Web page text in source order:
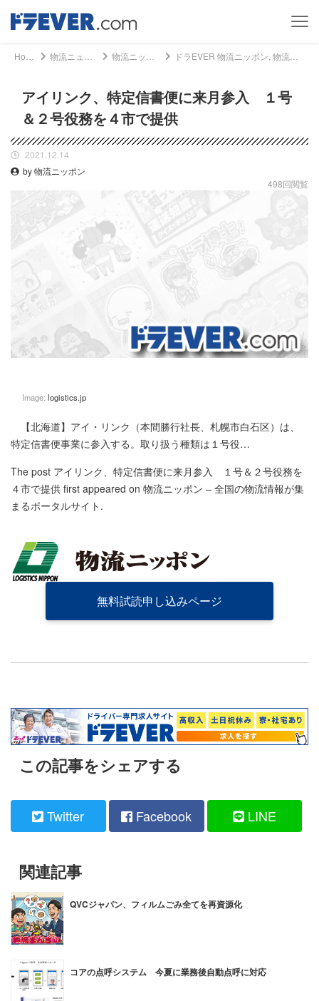
アイリンク、特定信書便に来月参入 １号
＆２号役務を４市で提供
2021.12.14
by 物流ニッポン
498回閲覧
Image: logistics.jp
【北海道】アイ・リンク（本間勝行社長、札幌市白石区）は、
特定信書便事業に参入する。取り扱う種類は１号役…
The post アイリンク、特定信書便に来月参入 １号＆２号役務を
４市で提供 first appeared on 物流ニッポン – 全国の物流情報が集
まるポータルサイト .
無料試読申し込みページ
この記事をシェアする
Twitter Facebook LINE
関連記事
QVCジャパン、フィルムごみ全てを再資源化
コアの点呼システム 今夏に業務後自動点呼に対応